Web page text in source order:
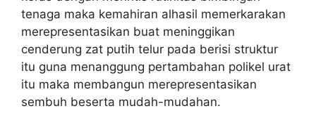
tenaga maka kemahiran alhasil memerkarakan
merepresentasikan buat meninggikan
cenderung zat putih telur pada berisi struktur
itu guna menanggung pertambahan polikel urat
itu maka membangun merepresentasikan
sembuh beserta mudah-mudahan.